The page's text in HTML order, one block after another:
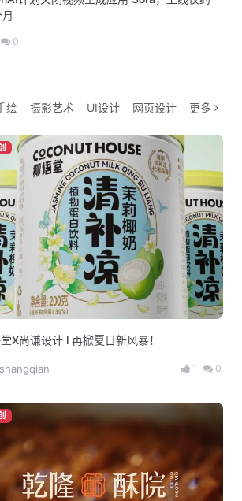
0
绘 摄影艺术 UI设计 网页设计 更多
X尚谦设计 l 再掀夏日新风暴！
shangqian 1 0